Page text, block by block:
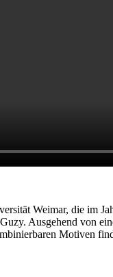
Weimar, die im
Ausgehend von
Motiven